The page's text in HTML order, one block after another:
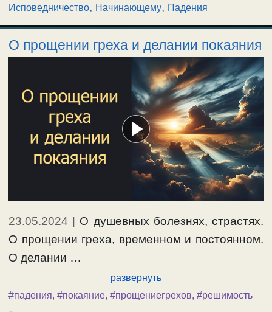
Исповедничество, Начинающему, Падения
О прощении греха и делании покаяния
23.05.2024
О душевных болезнях, страстях.
О прощении греха, временном и постоянном.
О делании …
развернуть
#падения, #покаяние, #прощениегрехов, #решимость